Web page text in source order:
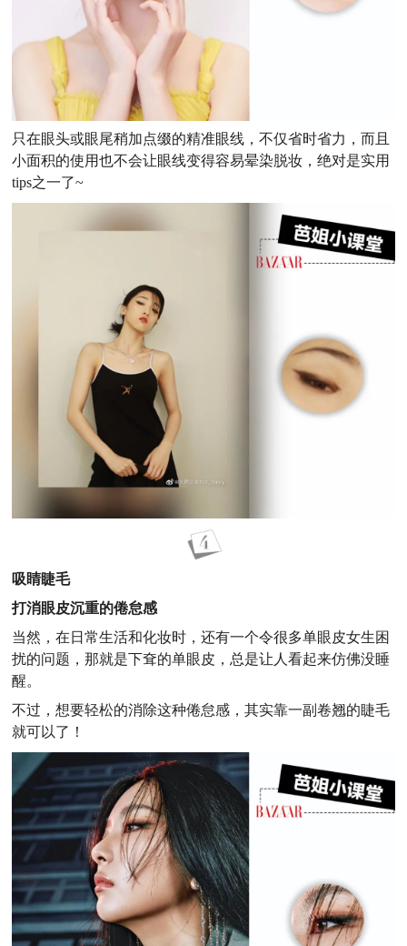
只在眼头或眼尾稍加点缀的精准眼线，不仅省时省力，而且
小面积的使用也不会让眼线变得容易晕染脱妆，绝对是实用
tips之一了~
吸睛睫毛
打消眼皮沉重的倦怠感
当然，在日常生活和化妆时，还有一个令很多单眼皮女生困
扰的问题，那就是下耷的单眼皮，总是让人看起来仿佛没睡
醒。
不过，想要轻松的消除这种倦怠感，其实靠一副卷翘的睫毛
就可以了！